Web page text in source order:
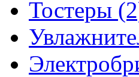
Тостеры